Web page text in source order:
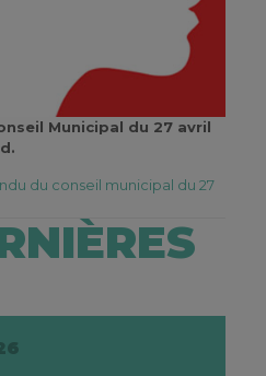
Municipal du 27 avril
du conseil municipal du 27